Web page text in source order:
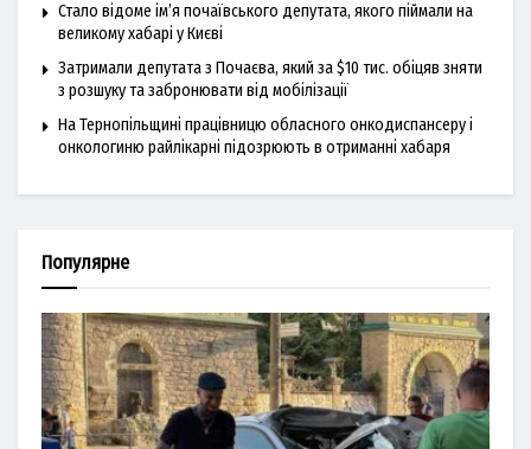
Стало відоме ім’я почаївського депутата, якого піймали на
великому хабарі у Києві
Затримали депутата з Почаєва, який за $10 тис. обіцяв зняти
з розшуку та забронювати від мобілізації
На Тернопільщині працівницю обласного онкодиспансеру і
онкологиню райлікарні підозрюють в отриманні хабаря
Популярне